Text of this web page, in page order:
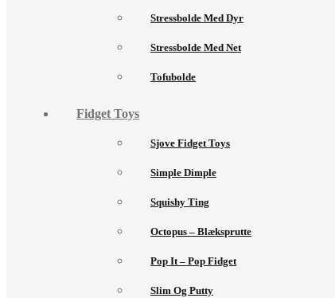
Stressbolde Med Dyr
Stressbolde Med Net
Tofubolde
Fidget Toys
Sjove Fidget Toys
Simple Dimple
Squishy Ting
Octopus – Blæksprutte
Pop It – Pop Fidget
Slim Og Putty